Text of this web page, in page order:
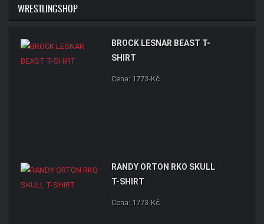
WRESTLINGSHOP
BROCK LESNAR BEAST T-
SHIRT
Cena: 1773-Kč
RANDY ORTON RKO SKULL
T-SHIRT
Cena: 1773-Kč